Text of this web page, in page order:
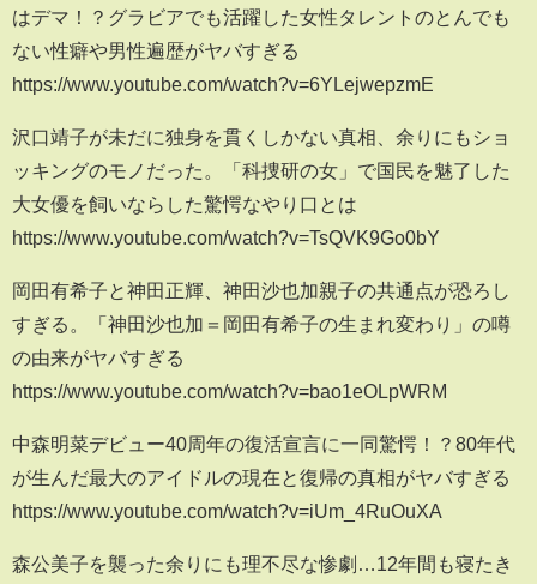
はデマ！？グラビアでも活躍した女性タレントのとんでも
ない性癖や男性遍歴がヤバすぎる
https://www.youtube.com/watch?v=6YLejwepzmE
沢口靖子が未だに独身を貫くしかない真相、余りにもショ
ッキングのモノだった。「科捜研の女」で国民を魅了した
大女優を飼いならした驚愕なやり口とは
https://www.youtube.com/watch?v=TsQVK9Go0bY
岡田有希子と神田正輝、神田沙也加親子の共通点が恐ろし
すぎる。「神田沙也加＝岡田有希子の生まれ変わり」の噂
の由来がヤバすぎる
https://www.youtube.com/watch?v=bao1eOLpWRM
中森明菜デビュー40周年の復活宣言に一同驚愕！？80年代
が生んだ最大のアイドルの現在と復帰の真相がヤバすぎる
https://www.youtube.com/watch?v=iUm_4RuOuXA
森公美子を襲った余りにも理不尽な惨劇…12年間も寝たき